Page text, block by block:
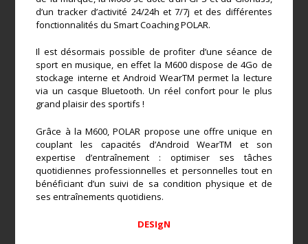
d’un tracker d’activité 24/24h et 7/7j et des différentes
fonctionnalités du Smart Coaching POLAR.
Il est désormais possible de profiter d’une séance de
sport en musique, en effet la M600 dispose de 4Go de
stockage interne et Android WearTM permet la lecture
via un casque Bluetooth. Un réel confort pour le plus
grand plaisir des sportifs !
Grâce à la M600, POLAR propose une offre unique en
couplant les capacités d’Android WearTM et son
expertise d’entraînement : optimiser ses tâches
quotidiennes professionnelles et personnelles tout en
bénéficiant d’un suivi de sa condition physique et de
ses entraînements quotidiens.
DESIgN